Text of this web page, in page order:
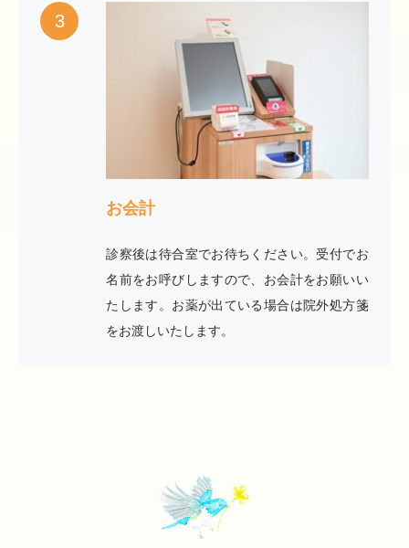
3
お会計
診察後は待合室でお待ちください。受付でお
名前をお呼びしますので、お会計をお願いい
たします。お薬が出ている場合は院外処方箋
をお渡しいたします。